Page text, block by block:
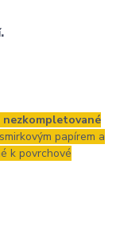
nezkompletované
papírem a
k povrchové